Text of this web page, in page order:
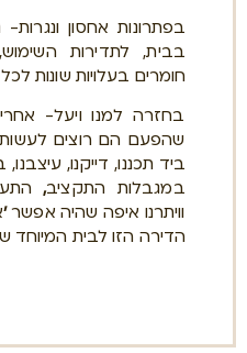
בפתרונות אחסון
בבית, לתדירות
חומרים בעלויות שונות
בחזרה למנו ויעל-
שהפעם הם רוצים
ביד תכננו, דייקנו,
במגבלות התקציב,
וויתרנו איפה שהיה אפשר'
הדירה הזו לבית המיוחד